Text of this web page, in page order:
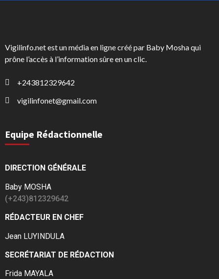
Vigilinfo.net est un média en ligne créé par Baby Mosha qui
prône l’accès à l’information sûre en un clic.
+243812329642
vigilinfonet@gmail.com
Equipe Rédactionnelle
DIRECTION GÉNÉRALE
Baby MOSHA
(+243)812329642
RÉDACTEUR EN CHEF
Jean LUYINDULA
SECRÉTARIAT DE RÉDACTION
Frida MAYALA